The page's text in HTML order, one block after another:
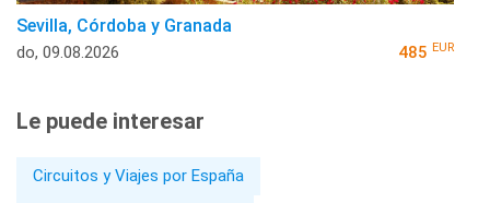
Sevilla, Córdoba y Granada
do, 09.08.2026 485 EUR
Le puede interesar
Circuitos y Viajes por España